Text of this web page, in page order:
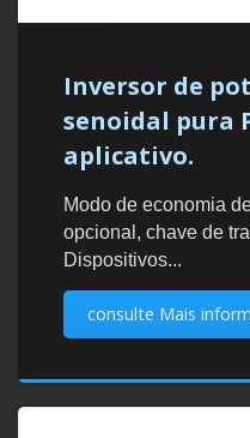
Inversor de
senoidal pura
aplicativo.
Modo de economia
opcional, chave de
Dispositivos...
consulte Mais